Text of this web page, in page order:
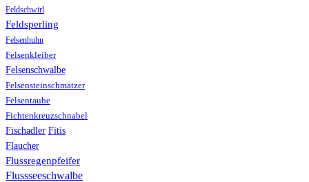
Feldschwirl
Feldsperling
Felsenhuhn
Felsenkleiber
Felsenschwalbe
Felsensteinschmätzer
Felsentaube
Fichtenkreuzschnabel
Fischadler Fitis
Flaucher
Flussregenpfeifer
Flussseeschwalbe